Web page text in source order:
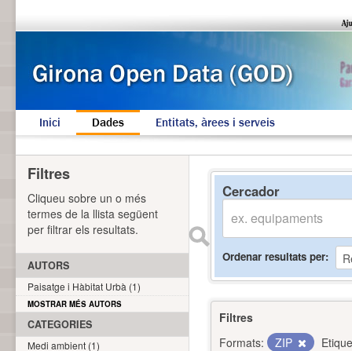
Inici Dades Entitats, àrees i serveis
Cercador
Ordenar resultats per
Filtres
Formats:
ZIP
Filtres
Cliqueu sobre un o més
termes de la llista següent
per filtrar els resultats.
AUTORS
Paisatge i Hàbitat Urbà (1)
MOSTRAR MÉS AUTORS
CATEGORIES
Medi ambient (1)